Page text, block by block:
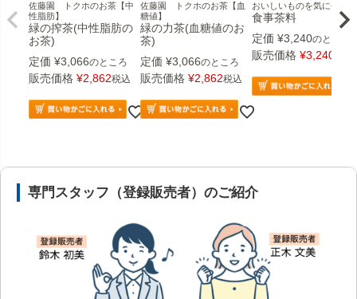
佐藤園 トクホのお茶【中
性脂肪】
緑の搾茶(中性脂肪の
お茶)
定価 ¥3,066のところ
販売価格 ¥2,862税込
佐藤園 トクホのお茶【血
糖値】
緑の力茶(血糖値のお
茶)
定価 ¥3,066のところ
販売価格 ¥2,862税込
おいしいものを気にせずに
食事茶料
定価 ¥3,240のところ
販売価格 ¥3,240
専門スタッフ（登録販売者）のご紹介